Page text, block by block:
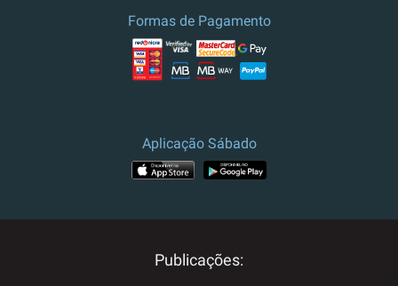
Formas de Pagamento
Aplicação Sábado
Publicações: